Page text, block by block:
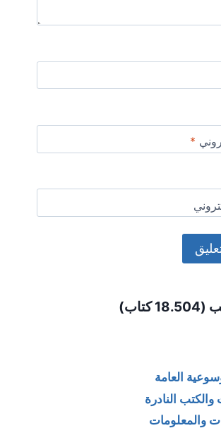
*
كتاب)
العامة
النادرة
والمعلومات